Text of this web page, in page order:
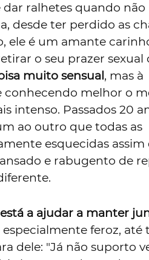
ralhetes quando não
desde ter perdido as
ele é um amante
o seu prazer sexual
muito sensual, mas à
conhecendo melhor o
intenso. Passados 20
ao outro que todas as
esquecidas assim
e rabugento de
a ajudar a manter
feroz, até
dele: "Já não suporto